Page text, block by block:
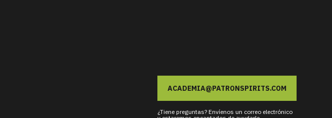
ACADEMIA@PATRONSPIRITS.COM
¿Tiene preguntas? Envíenos un correo electrónico